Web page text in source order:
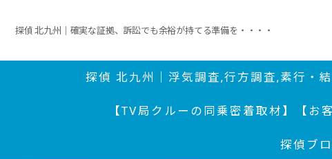
探偵 北九州｜確実な証拠、訴訟でも余裕が持てる準備を・・・・
探偵 北九州｜浮気調査,行方調査,素行・
【TV局クルーの同乗密着取材】 【お
探偵ブ